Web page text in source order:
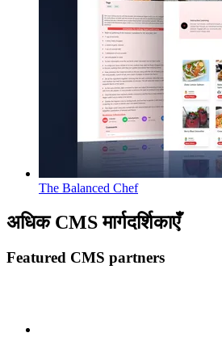
The Balanced Chef
अधिक CMS मार्गदर्शिकाएँ
Featured CMS partners